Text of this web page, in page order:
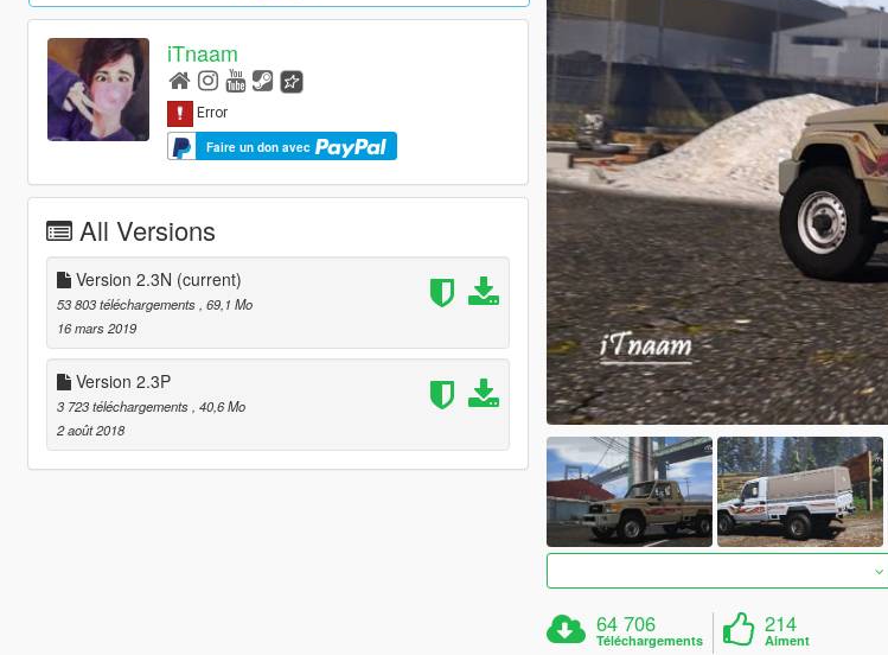
iTnaam
Faire un don avec
All Versions
Version 2.3N (current)
53 803 téléchargements , 69,1 Mo
16 mars 2019
Version 2.3P
3 723 téléchargements , 40,6 Mo
2 août 2018
64 706
Téléchargements
214
Aiment